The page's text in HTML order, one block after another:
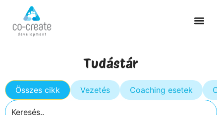
Tudástár
Összes cikk Vezetés Coaching esetek